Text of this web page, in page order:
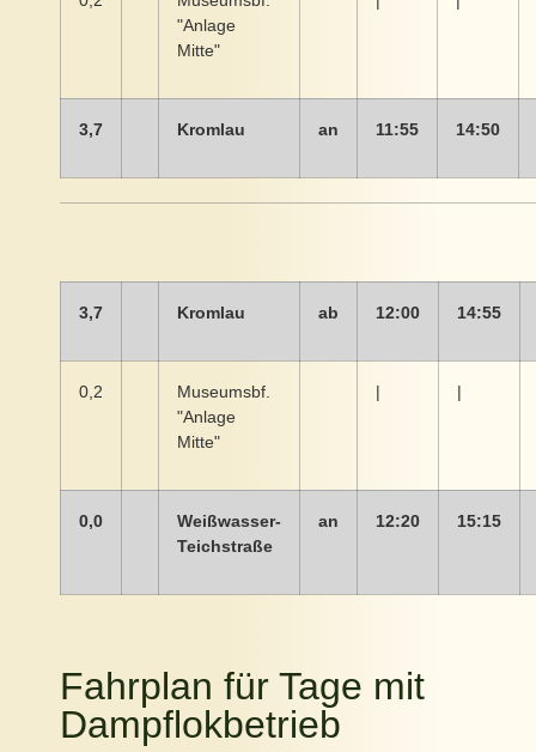
"Anlage
Mitte"
3,7 Kromlau an 11:55 14:50
3,7 Kromlau ab 12:00 14:55
0,2
Museumsbf.
"Anlage
Mitte"
| |
0,0
Weißwasser-
Teichstraße
an 12:20 15:15
Fahrplan für Tage mit
Dampflokbetrieb